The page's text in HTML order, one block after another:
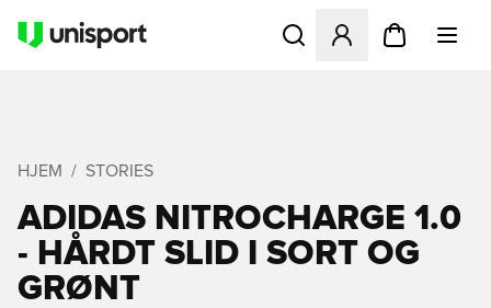
Åbner en Modal til at
HJEM STORIES
ADIDAS NITROCHARGE 1.0
- HÅRDT SLID I SORT OG
GRØNT